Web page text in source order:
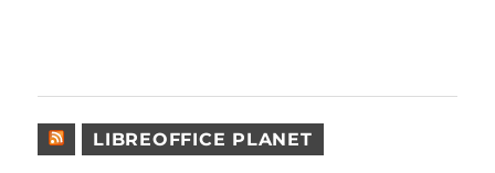
LIBREOFFICE PLANET